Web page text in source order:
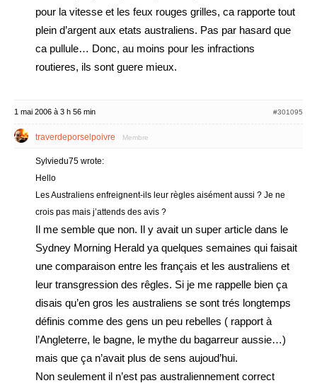
pour la vitesse et les feux rouges grilles, ca rapporte tout
plein d’argent aux etats australiens. Pas par hasard que
ca pullule… Donc, au moins pour les infractions
routieres, ils sont guere mieux.
1 mai 2006 à 3 h 56 min #301095
traverdeporselpoivre Membre
Sylviedu75 wrote:
Hello
Les Australiens enfreignent-ils leur règles aisément aussi ? Je ne
crois pas mais j’attends des avis ?
Il me semble que non. Il y avait un super article dans le
Sydney Morning Herald ya quelques semaines qui faisait
une comparaison entre les français et les australiens et
leur transgression des rêgles. Si je me rappelle bien ça
disais qu’en gros les australiens se sont trés longtemps
définis comme des gens un peu rebelles ( rapport à
l’Angleterre, le bagne, le mythe du bagarreur aussie…)
mais que ça n’avait plus de sens aujoud’hui.
Non seulement il n’est pas australiennement correct